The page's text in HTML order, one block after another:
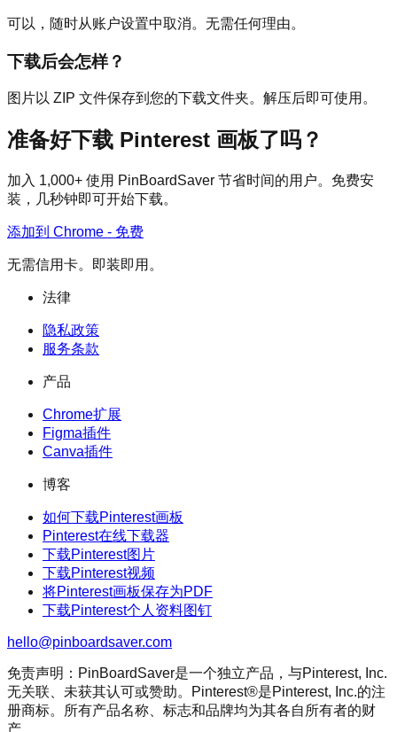
可以，随时从账户设置中取消。无需任何理由。
下载后会怎样？
图片以 ZIP 文件保存到您的下载文件夹。解压后即可使用。
准备好下载 Pinterest 画板了吗？
加入 1,000+ 使用 PinBoardSaver 节省时间的用户。免费安
装，几秒钟即可开始下载。
添加到 Chrome - 免费
无需信用卡。即装即用。
法律
隐私政策
服务条款
产品
Chrome扩展
Figma插件
Canva插件
博客
如何下载Pinterest画板
Pinterest在线下载器
下载Pinterest图片
下载Pinterest视频
将Pinterest画板保存为PDF
下载Pinterest个人资料图钉
hello@pinboardsaver.com
免责声明：PinBoardSaver是一个独立产品，与Pinterest, Inc.
无关联、未获其认可或赞助。Pinterest®是Pinterest, Inc.的注
册商标。所有产品名称、标志和品牌均为其各自所有者的财
产。